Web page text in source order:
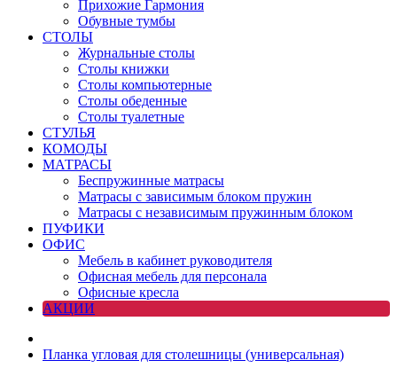
Прихожие Гармония
Обувные тумбы
СТОЛЫ
Журнальные столы
Столы книжки
Столы компьютерные
Столы обеденные
Столы туалетные
СТУЛЬЯ
КОМОДЫ
МАТРАСЫ
Беспружинные матрасы
Матрасы с зависимым блоком пружин
Матрасы с независимым пружинным блоком
ПУФИКИ
ОФИС
Мебель в кабинет руководителя
Офисная мебель для персонала
Офисные кресла
АКЦИИ
Планка угловая для столешницы (универсальная)